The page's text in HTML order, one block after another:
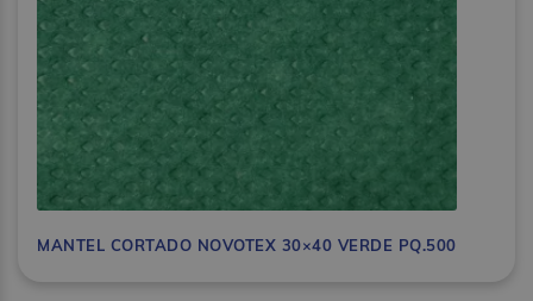
MANTEL CORTADO NOVOTEX 30×40 VERDE PQ.500